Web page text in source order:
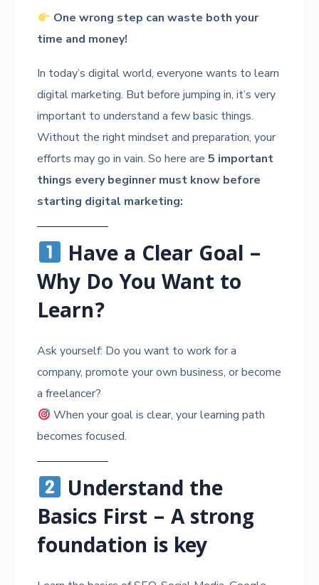
One wrong step can waste both your
time and money!
In today’s digital world, everyone wants to learn
digital marketing. But before jumping in, it’s very
important to understand a few basic things.
Without the right mindset and preparation, your
efforts may go in vain. So here are5 important
things every beginner must know before
starting digital marketing:
Have a Clear Goal –
Why Do You Want to
Learn?
Ask yourself: Do you want to work for a
company, promote your own business, or become
a freelancer?
When your goal is clear, your learning path
becomes focused.
Understand the
Basics First – A strong
foundation is key